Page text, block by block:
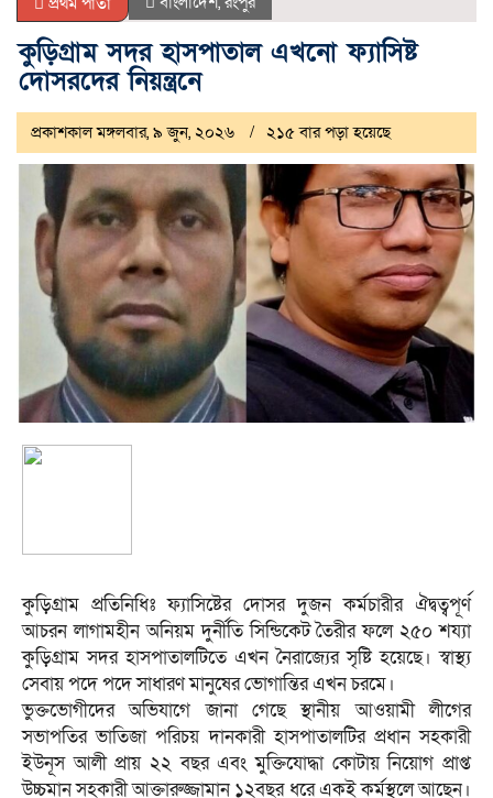
কুড়িগ্রাম সদর হাসপাতাল এখনো ফ্যাসিষ্ট
দোসরদের নিয়ন্ত্রনে
প্রকাশকাল মঙ্গলবার, ৯ জুন, ২০২৬ ২১৫ বার পড়া হয়েছে
কুড়িগ্রাম প্রতিনিধিঃ ফ্যাসিষ্টের দোসর দুজন কর্মচারীর ঐদ্বত্বপূর্ণ
আচরন লাগামহীন অনিয়ম দুর্নীতি সিন্ডিকেট তৈরীর ফলে ২৫০ শয্যা
কুড়িগ্রাম সদর হাসপাতালটিতে এখন নৈরাজ্যের সৃষ্টি হয়েছে। স্বাস্থ্য
সেবায় পদে পদে সাধারণ মানুষের ভোগান্তির এখন চরমে।
ভুক্তভোগীদের অভিযাগে জানা গেছে স্থানীয় আওয়ামী লীগের
সভাপতির ভাতিজা পরিচয় দানকারী হাসপাতালটির প্রধান সহকারী
ইউনূস আলী প্রায় ২২ বছর এবং মুক্তিযোদ্ধা কোটায় নিয়োগ প্রাপ্ত
উচ্চমান সহকারী আক্তারুজ্জামান ১২বছর ধরে একই কর্মস্থলে আছেন।